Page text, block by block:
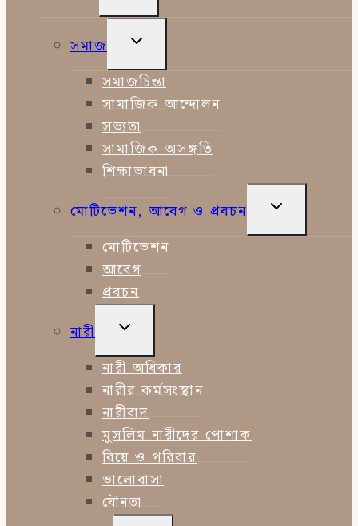
MENU
সমাজ
TOGGLE
MENU
সমাজচিন্তা
সামাজিক আন্দোলন
সভ্যতা
সামাজিক অসঙ্গতি
শিক্ষাভাবনা
মোটিভেশন, আবেগ ও প্রবচন
TOGGLE
মোটিভেশন
আবেগ
প্রবচন
নারী
TOGGLE
MENU
নারী অধিকার
নারীর কর্মসংস্থান
নারীবাদ
মুসলিম নারীদের পোশাক
বিয়ে ও পরিবার
ভালোবাসা
যৌনতা